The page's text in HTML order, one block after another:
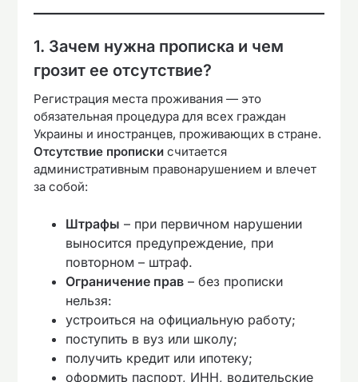
1. Зачем нужна прописка и чем
грозит ее отсутствие?
Регистрация места проживания — это
обязательная процедура для всех граждан
Украины и иностранцев, проживающих в стране.
Отсутствие прописки считается
административным правонарушением и влечет
за собой:
Штрафы – при первичном нарушении
выносится предупреждение, при
повторном – штраф.
Ограничение прав – без прописки
нельзя:
устроиться на официальную работу;
поступить в вуз или школу;
получить кредит или ипотеку;
оформить паспорт, ИНН, водительские